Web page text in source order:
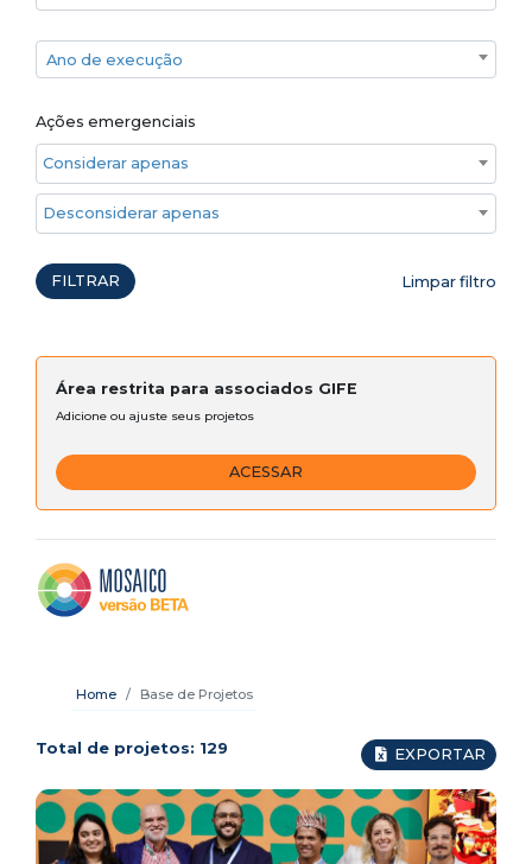
Ano de execução
Ano de execução
Ações emergenciais
Considerar apenas ações emergenciais
Desconsiderar apenas ações emergenciais
FILTRAR Limpar filtro
Área restrita para associados GIFE
Adicione ou ajuste seus projetos
ACESSAR
Home Base de Projetos
Total de projetos: 129 EXPORTAR